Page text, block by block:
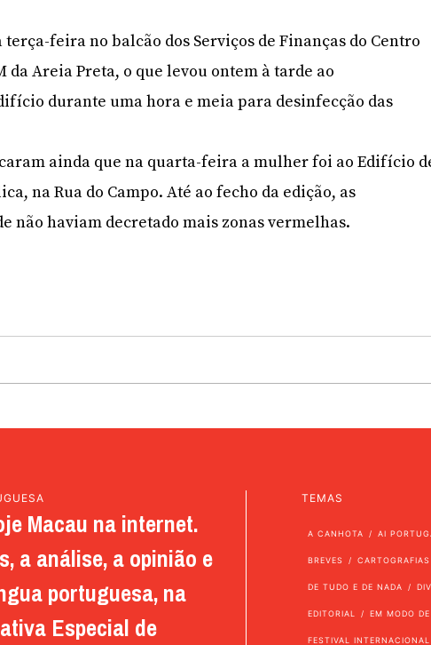
feira no balcão dos Serviços de Finanças do Centro
da Areia Preta, o que levou ontem à tarde ao
durante uma hora e meia para desinfecção das
ainda que na quarta-feira a mulher foi ao Edifício
na Rua do Campo. Até ao fecho da edição, as
não haviam decretado mais zonas vermelhas.
Macau na internet.
a análise, a opinião e
portuguesa, na
Especial de
TEMAS
A CANHOTA AI
BREVES CARTOGRAFIAS
DE TUDO E DE NADA
EDITORIAL EM MODO
FESTIVAL